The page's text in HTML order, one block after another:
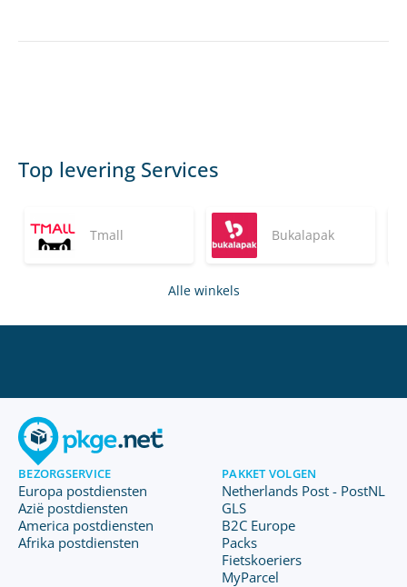
Top levering Services
Tmall Bukalapak
Alle winkels
BEZORGSERVICE
Europa postdiensten
Azië postdiensten
America postdiensten
Afrika postdiensten
PAKKET VOLGEN
Netherlands Post - PostNL
GLS
B2C Europe
Packs
Fietskoeriers
MyParcel